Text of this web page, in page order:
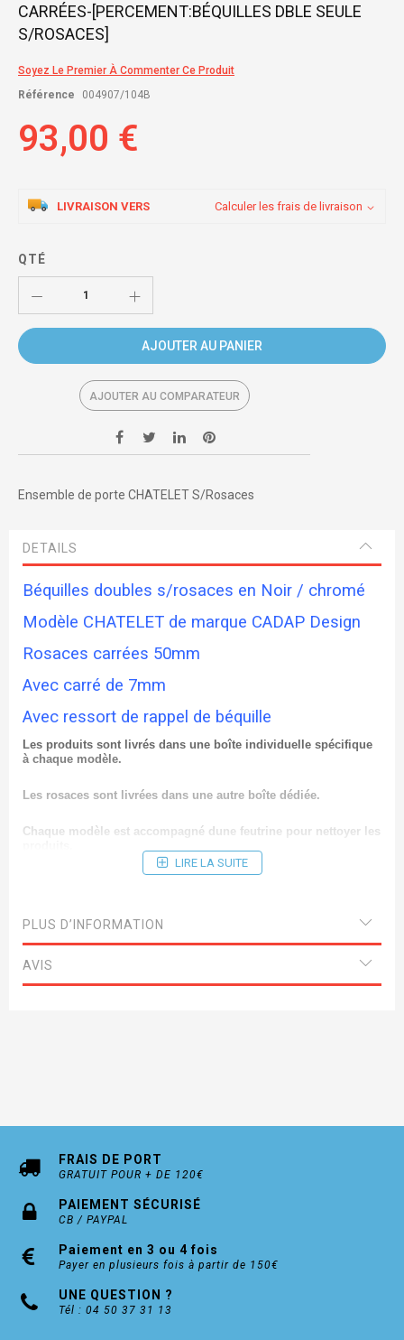
the
beginning
of
images
gallery
CARRÉES-[PERCEMENT:BÉQUILLES DBLE SEULE
S/ROSACES]
Soyez Le Premier À Commenter Ce Produit
Référence
004907/104B
93,00 €
LIVRAISON VERS Calculer les frais de livraison
QTÉ
AJOUTER AU PANIER
AJOUTER AU COMPARATEUR
Ensemble de porte CHATELET S/Rosaces
DETAILS
Béquilles doubles s/rosaces en Noir / chromé
Modèle CHATELET de marque CADAP Design
Rosaces carrées 50mm
Avec carré de 7mm
Avec ressort de rappel de béquille
Les produits sont livrés dans une boîte individuelle spécifique
à chaque modèle.
Les rosaces sont livrées dans une autre boîte dédiée.
Chaque modèle est accompagné dune feutrine pour nettoyer les
condamnation
Délai de livraison 8/10 Jours
LIRE LA SUITE
PLUS D’INFORMATION
AVIS
FRAIS DE PORT
GRATUIT POUR + DE 120€
PAIEMENT SÉCURISÉ
CB / PAYPAL
Paiement en 3 ou 4 fois
Payer en plusieurs fois à partir de 150€
UNE QUESTION ?
Tél : 04 50 37 31 13